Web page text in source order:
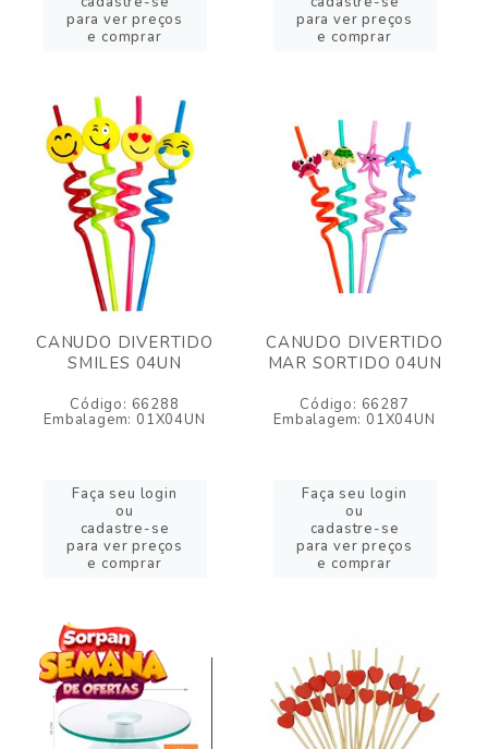
para ver preços
e comprar
para ver preços
e comprar
CANUDO DIVERTIDO
SMILES 04UN
Código: 66288
Embalagem: 01X04UN
Faça seu login
ou
cadastre-se
para ver preços
e comprar
CANUDO DIVERTIDO
MAR SORTIDO 04UN
Código: 66287
Embalagem: 01X04UN
Faça seu login
ou
cadastre-se
para ver preços
e comprar